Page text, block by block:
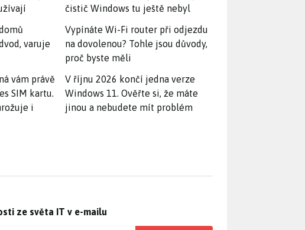
varuje
vám právě
SIM kartu.
i
čistič Windows tu ještě nebyl
Vypínáte Wi-Fi router při odjezdu
na dovolenou? Tohle jsou důvody,
proč byste měli
V říjnu 2026 končí jedna verze
Windows 11. Ověřte si, že máte
jinou a nebudete mít problém
ze světa IT v e-mailu